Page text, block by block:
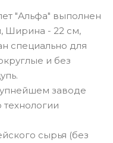
"Альфа" выполнен
Ширина - 22 см,
специально для
и без
заводе
сырья (без